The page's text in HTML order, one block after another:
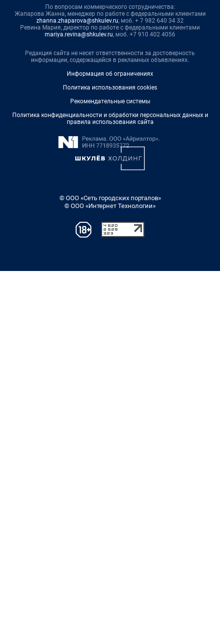
По вопросам коммерческого сотрудничества:
Жапарова Жанна, менеджер по работе с федеральными клиентами
zhanna.zhaparova@shkulev.ru, моб. + 7 982 640 34 32
Ревина Мария, директор по работе с федеральными клиентами
mariya.revina@shkulev.ru, моб. +7 910 402 4056
Редакция сайта не несет ответственности за достоверность
информации, содержащейся в рекламных объявлениях.
Информация об ограничениях
Политика использования cookies
Рекомендательные системы
Политика конфиденциальности и обработки персональных данных и
правила использования сайта
© ООО «Сеть городских порталов»
© ООО «Интернет Технологии»